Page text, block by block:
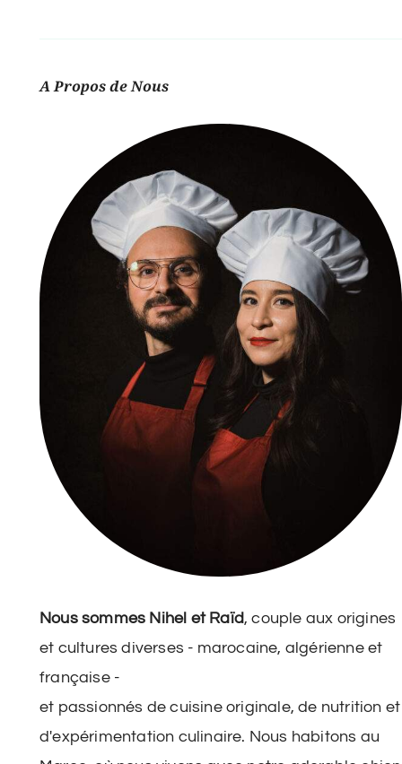
A Propos de Nous
Nous sommes Nihel et Raïd, couple aux origines
et cultures diverses - marocaine, algérienne et
française -
et passionnés de cuisine originale, de nutrition et
d'expérimentation culinaire. Nous habitons au